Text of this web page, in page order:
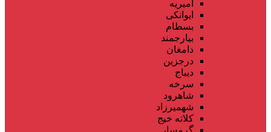
امیریه
ایوانکی
بسطام
بیارجمند
دامغان
درجزین
دیباج
سرخه
شاهرود
شهمیرزاد
کلاته خیج
گرمسار